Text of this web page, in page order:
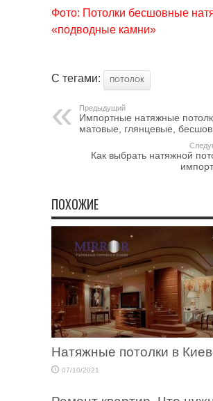
Фото: Потолки бесшовные
«подводные камни»
С тегами: ПОТОЛОК
Предыдущий
Импортные натяжные
матовые, глянцевые,
Как выбрать натяжной
ПОХОЖИЕ
Натяжные потолки в
07/10/2021